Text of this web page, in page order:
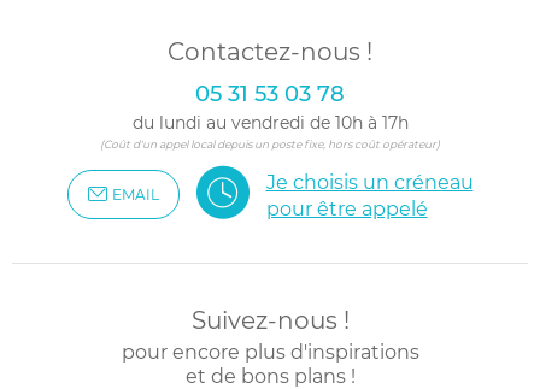
Contactez-nous !
05 31 53 03 78
du lundi au vendredi de 10h à 17h
(Coût d'un appel local depuis un poste fixe, hors coût opérateur)
EMAIL
Je choisis un créneau
pour être appelé
Suivez-nous !
pour encore plus d'inspirations
et de bons plans !